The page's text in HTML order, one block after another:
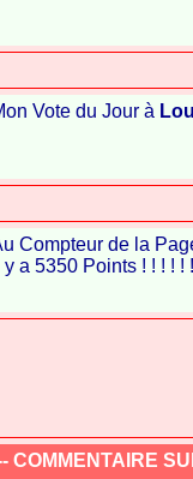
Vote du Jour à
Compteur de la
Il y a 5350 Points ! ! ! ! ! !
COMMENTAIRE